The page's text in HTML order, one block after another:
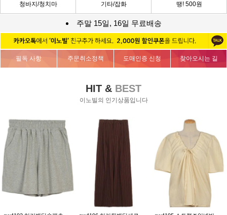
청바지/청치마 기타/잡화 땡! 500원
주말 15일, 16일 무료배송
필독 사항 주문취소정책 도매인증 신청 찾아오시는 길
HIT & BEST
이노빌의 인기상품입니다